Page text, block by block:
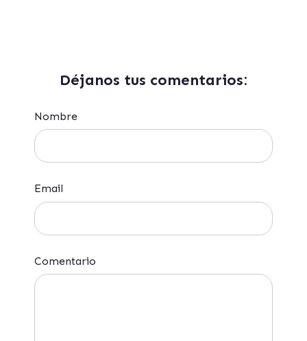
Déjanos tus comentarios:
Nombre
Email
Comentario